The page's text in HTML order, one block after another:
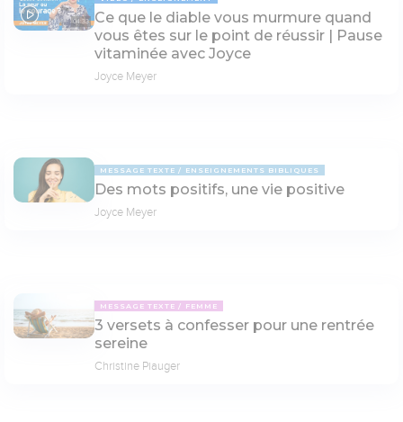
04:33
Ce que le diable vous murmure quand
vous êtes sur le point de réussir | Pause
vitaminée avec Joyce
Joyce Meyer
MESSAGE TEXTE ENSEIGNEMENTS BIBLIQUES
Des mots positifs, une vie positive
Joyce Meyer
MESSAGE TEXTE FEMME
3 versets à confesser pour une rentrée
sereine
Christine Piauger